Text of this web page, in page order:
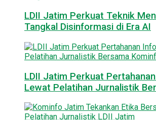
LDII Jatim Perkuat Teknik
Tangkal Disinformasi di Era AI
LDII Jatim Perkuat
Lewat Pelatihan Jurnalistik